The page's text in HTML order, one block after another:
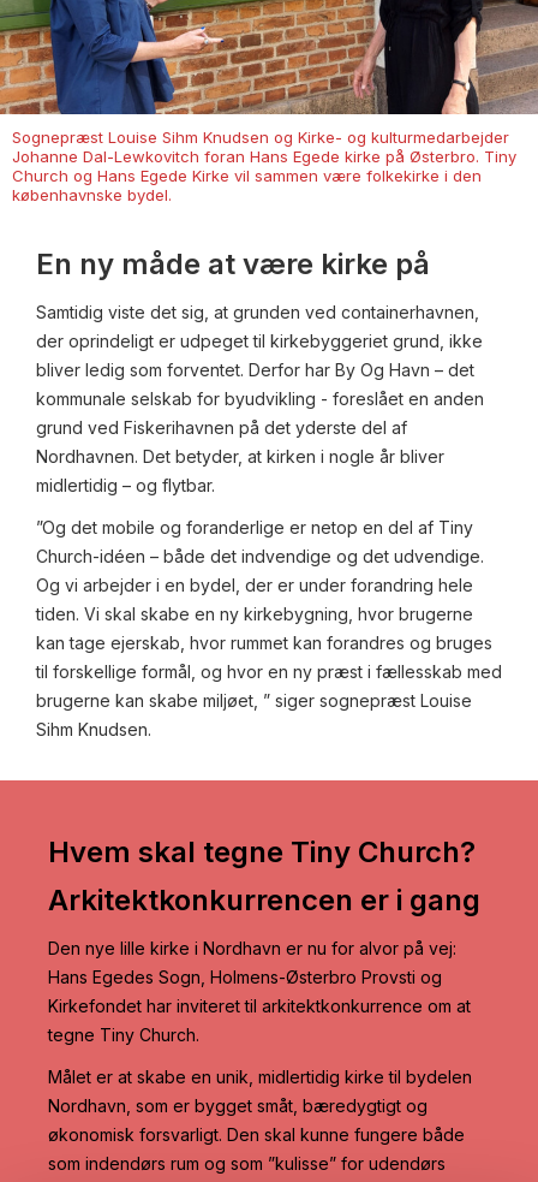
Sognepræst Louise Sihm Knudsen og Kirke- og kulturmedarbejder
Johanne Dal-Lewkovitch foran Hans Egede kirke på Østerbro. Tiny
Church og Hans Egede Kirke vil sammen være folkekirke i den
københavnske bydel.
En ny måde at være kirke på
Samtidig viste det sig, at grunden ved containerhavnen,
der oprindeligt er udpeget til kirkebyggeriet grund, ikke
bliver ledig som forventet. Derfor har By Og Havn – det
kommunale selskab for byudvikling - foreslået en anden
grund ved Fiskerihavnen på det yderste del af
Nordhavnen. Det betyder, at kirken i nogle år bliver
midlertidig – og flytbar.
”Og det mobile og foranderlige er netop en del af Tiny
Church-idéen – både det indvendige og det udvendige.
Og vi arbejder i en bydel, der er under forandring hele
tiden. Vi skal skabe en ny kirkebygning, hvor brugerne
kan tage ejerskab, hvor rummet kan forandres og bruges
til forskellige formål, og hvor en ny præst i fællesskab med
brugerne kan skabe miljøet, ” siger sognepræst Louise
Sihm Knudsen.
Hvem skal tegne Tiny Church?
Arkitektkonkurrencen er i gang
Den nye lille kirke i Nordhavn er nu for alvor på vej:
Hans Egedes Sogn, Holmens-Østerbro Provsti og
Kirkefondet har inviteret til arkitektkonkurrence om at
tegne Tiny Church.
Målet er at skabe en unik, midlertidig kirke til bydelen
Nordhavn, som er bygget småt, bæredygtigt og
økonomisk forsvarligt. Den skal kunne fungere både
som indendørs rum og som ”kulisse” for udendørs